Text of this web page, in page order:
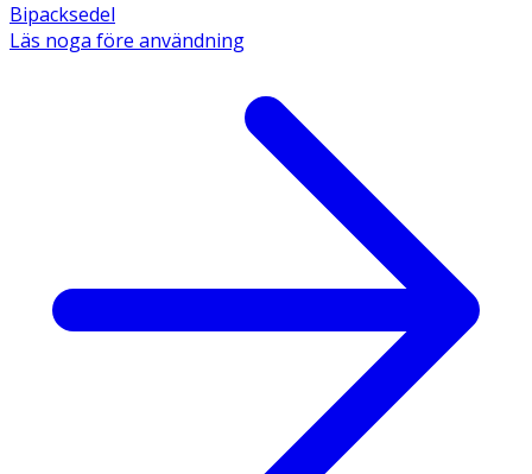
Bipacksedel
Läs noga före användning